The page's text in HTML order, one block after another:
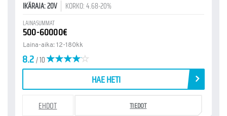
IKÄRAJA: 20V KORKO: 4.68-20%
LAINASUMMAT
500-60000€
Laina-aika: 12-180kk
8.2/ 10
HAE HETI
EHDOT TIEDOT